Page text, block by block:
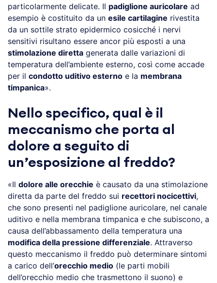
particolarmente delicate. Il padiglione auricolare ad
esempio è costituito da un esile cartilagine rivestita
da un sottile strato epidermico cosicché i nervi
sensitivi risultano essere ancor più esposti a una
stimolazione diretta generata dalle variazioni di
temperatura dell’ambiente esterno, così come accade
per il condotto uditivo esterno e la membrana
timpanica».
Nello specifico, qual è il
meccanismo che porta al
dolore a seguito di
un’esposizione al freddo?
«Il dolore alle orecchie è causato da una stimolazione
diretta da parte del freddo sui recettori nocicettivi,
che sono presenti nel padiglione auricolare, nel canale
uditivo e nella membrana timpanica e che subiscono, a
causa dell’abbassamento della temperatura una
modifica della pressione differenziale. Attraverso
questo meccanismo il freddo può determinare sintomi
a carico dell’orecchio medio (le parti mobili
dell’orecchio medio che trasmettono il suono) e